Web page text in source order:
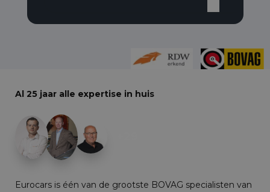
Al 25 jaar alle expertise in huis
Eurocars is één van de grootste BOVAG specialisten van